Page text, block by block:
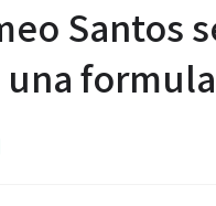
Santos
una